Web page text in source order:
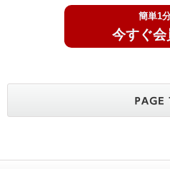
簡単1
今すぐ